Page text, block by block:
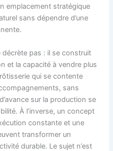
emplacement stratégique
sans dépendre d’une
décrète pas : il se construit
et la capacité à vendre plus
qui se contente
sans
sur la production se
À l’inverse, un concept
constante et une
transformer un
durable. Le sujet n’est